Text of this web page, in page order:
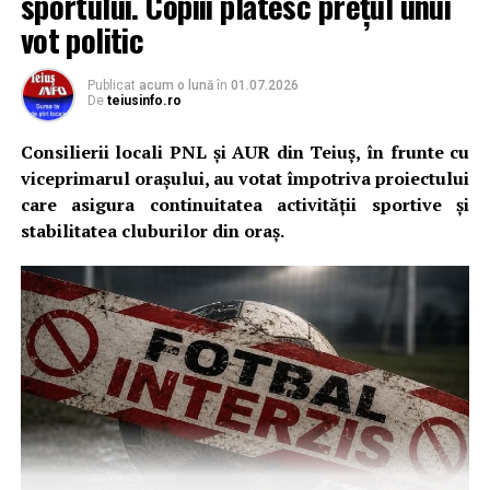
vot politic
Publicat acum o lună în 01.07.2026
De teiusinfo.ro
Consilierii locali PNL și AUR din Teiuș, în frunte cu
viceprimarul orașului, au votat împotriva proiectului
care asigura continuitatea activității sportive și
stabilitatea cluburilor din oraș.